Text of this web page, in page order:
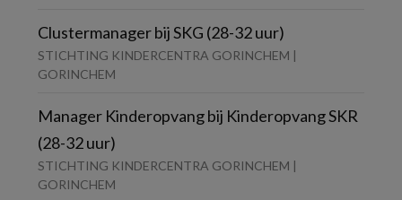
Clustermanager bij SKG (28-32 uur)
STICHTING KINDERCENTRA GORINCHEM |
GORINCHEM
Manager Kinderopvang bij Kinderopvang SKR
(28-32 uur)
STICHTING KINDERCENTRA GORINCHEM |
GORINCHEM